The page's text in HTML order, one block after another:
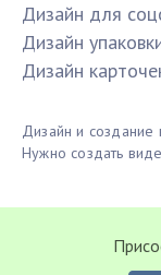
Дизайн для
Дизайн
Дизайн
Дизайн и создание
Нужно создать